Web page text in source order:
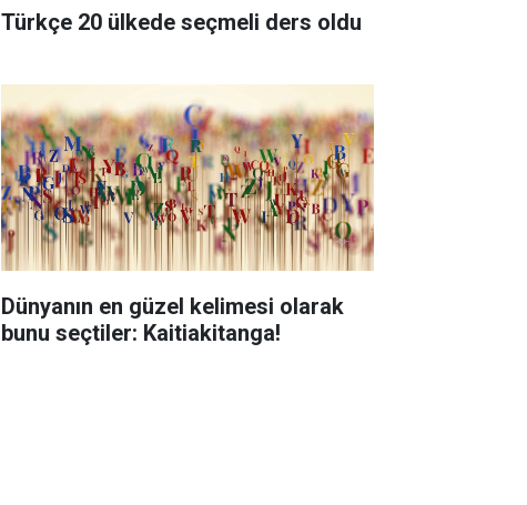
Türkçe 20 ülkede seçmeli ders oldu
Dünyanın en güzel kelimesi olarak
bunu seçtiler: Kaitiakitanga!